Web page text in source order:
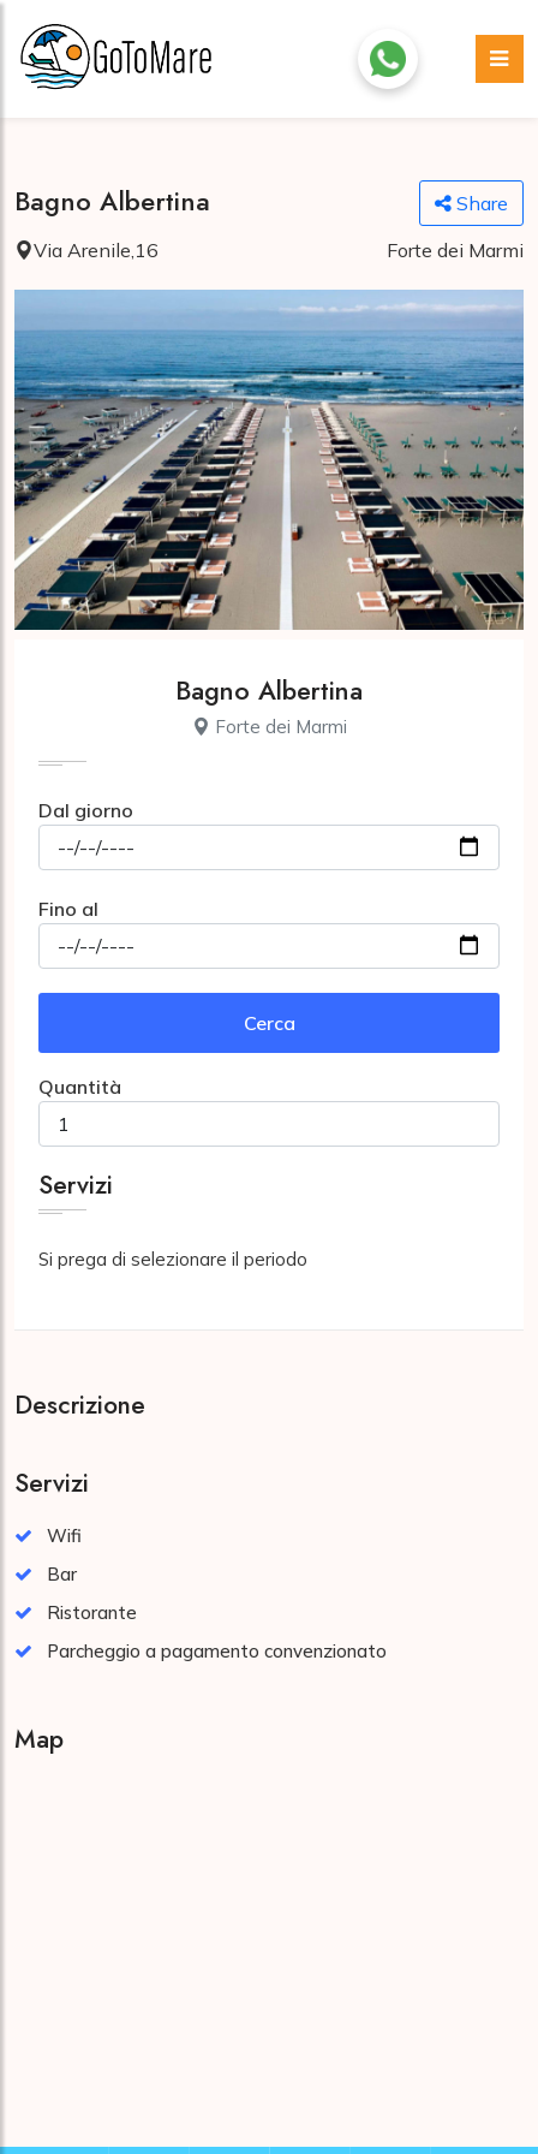
Bagno Albertina
Share
Via Arenile,16
Forte dei Marmi
Bagno Albertina
Forte dei Marmi
Dal giorno
Fino al
Cerca
Quantità
Servizi
Si prega di selezionare il periodo
Descrizione
Servizi
Wifi
Bar
Ristorante
Parcheggio a pagamento convenzionato
Map